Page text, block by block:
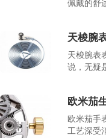
佩戴的舒
天梭腕
天梭腕表
说，无疑
欧米茄
欧米茄手
工艺深受